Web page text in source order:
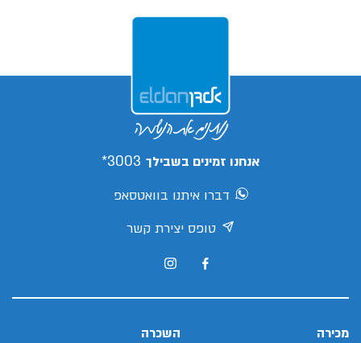
אנחנו זמינים בשבילך 3003*
דברו איתנו בוואטסאפ
טופס יצירת קשר
מכירה השכרה